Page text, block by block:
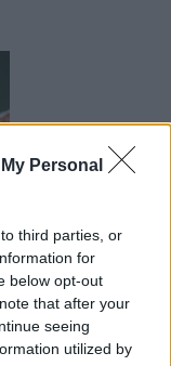
Personal
third parties, or
for
below opt-out
that after your
seeing
utilized by